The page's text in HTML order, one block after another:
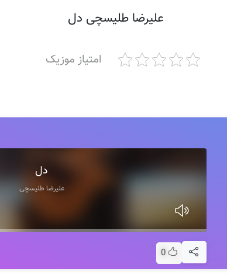
علیرضا طلیسچی دل
امتیاز موزیک
دل
علیرضا طلیسچی
0